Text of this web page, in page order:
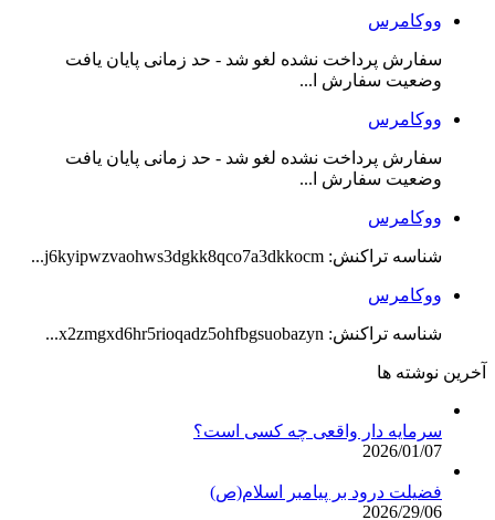
ووکامرس
سفارش پرداخت نشده لغو شد - حد زمانی پایان یافت
وضعیت سفارش ا...
ووکامرس
سفارش پرداخت نشده لغو شد - حد زمانی پایان یافت
وضعیت سفارش ا...
ووکامرس
شناسه تراکنش: j6kyipwzvaohws3dgkk8qco7a3dkkocm...
ووکامرس
شناسه تراکنش: x2zmgxd6hr5rioqadz5ohfbgsuobazyn...
آخرین نوشته ها
سرمایه دار واقعی چه کسی است؟
2026/01/07
فضیلت درود بر پیامبر اسلام(ص)
2026/29/06